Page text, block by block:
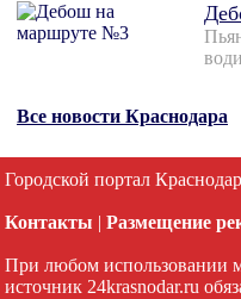
Все новости Краснодара
Городской портал
Контакты | Размещение
При любом использовании
источник 24krasnodar.ru